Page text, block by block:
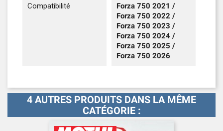
Compatibilité
Forza 750 2021 /
Forza 750 2022 /
Forza 750 2023 /
Forza 750 2024 /
Forza 750 2025 /
Forza 750 2026
4 AUTRES PRODUITS DANS LA MÊME
CATÉGORIE :